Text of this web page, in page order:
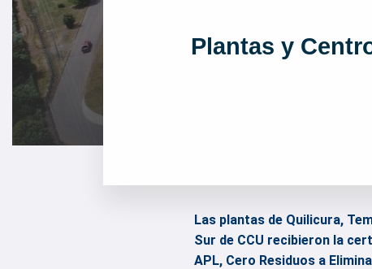
Plantas y
Las plantas de Quilicura,
Sur de CCU recibieron la
APL, Cero Residuos a